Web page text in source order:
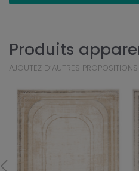
Produits
AJOUTEZ D’AUTRES